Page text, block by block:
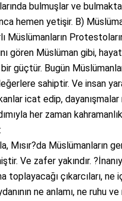
bulmuşlar ve
hemen yetişir. B)
Müslümanların
gören Müslüman gibi,
güçtür. Bugün
sahiptir. Ve insan
icat edip,
her zaman
Mısır?da
Ve zafer yakındır.
toplayacağı çıkarcıları, ne
ne anlamı, ne ruhu